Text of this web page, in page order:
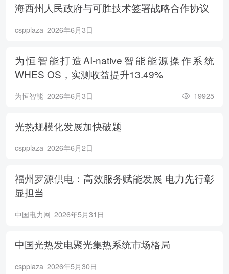
海西州人民政府与可胜技术签署战略合作协议
cspplaza 2026年6月3日
为恒智能打造AI-native智能能源操作系统
WHES OS，实测收益提升13.49%
为恒智能 2026年6月3日 19925
光热规模化发展加快破题
cspplaza 2026年6月2日
福州罗源供电：高效服务赋能发展 电力先行彰
显担当
中国电力网 2026年5月31日
中国光热发电聚光集热系统市场格局
cspplaza 2026年5月30日